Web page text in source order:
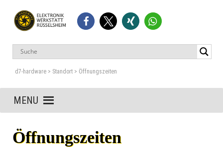
content
d7-hardware
Liebigstraße 2 – 65428 Rüsselsheim
d7-hardware > Standort > Öffnungszeiten
MENU
Öffnungszeiten